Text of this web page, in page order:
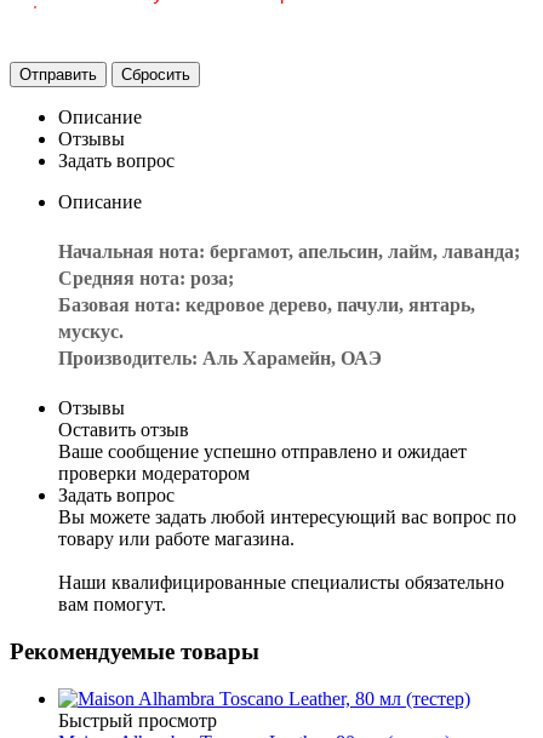
Отправить Сбросить
Описание
Отзывы
Задать вопрос
Описание
Начальная нота: бергамот, апельсин, лайм, лаванда;
Средняя нота: роза;
Базовая нота: кедровое дерево, пачули, янтарь,
мускус.
Производитель: Аль Харамейн, ОАЭ
Отзывы
Оставить отзыв
Ваше сообщение успешно отправлено и ожидает
проверки модератором
Задать вопрос
Вы можете задать любой интересующий вас вопрос по
товару или работе магазина.
Наши квалифицированные специалисты обязательно
вам помогут.
Рекомендуемые товары
Быстрый просмотр